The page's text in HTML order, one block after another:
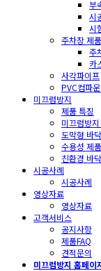
부
시
시
주차장 제품
주
카
사각파이프
PVC컴파
미끄럼방지
제품 특징
미끄럼방
도막형 바
수용성 제품
친환경 바
시공사례
시공사례
영상자료
영상자료
고객서비스
공지사항
제품FAQ
견적문의
미끄럼방지 홈페이